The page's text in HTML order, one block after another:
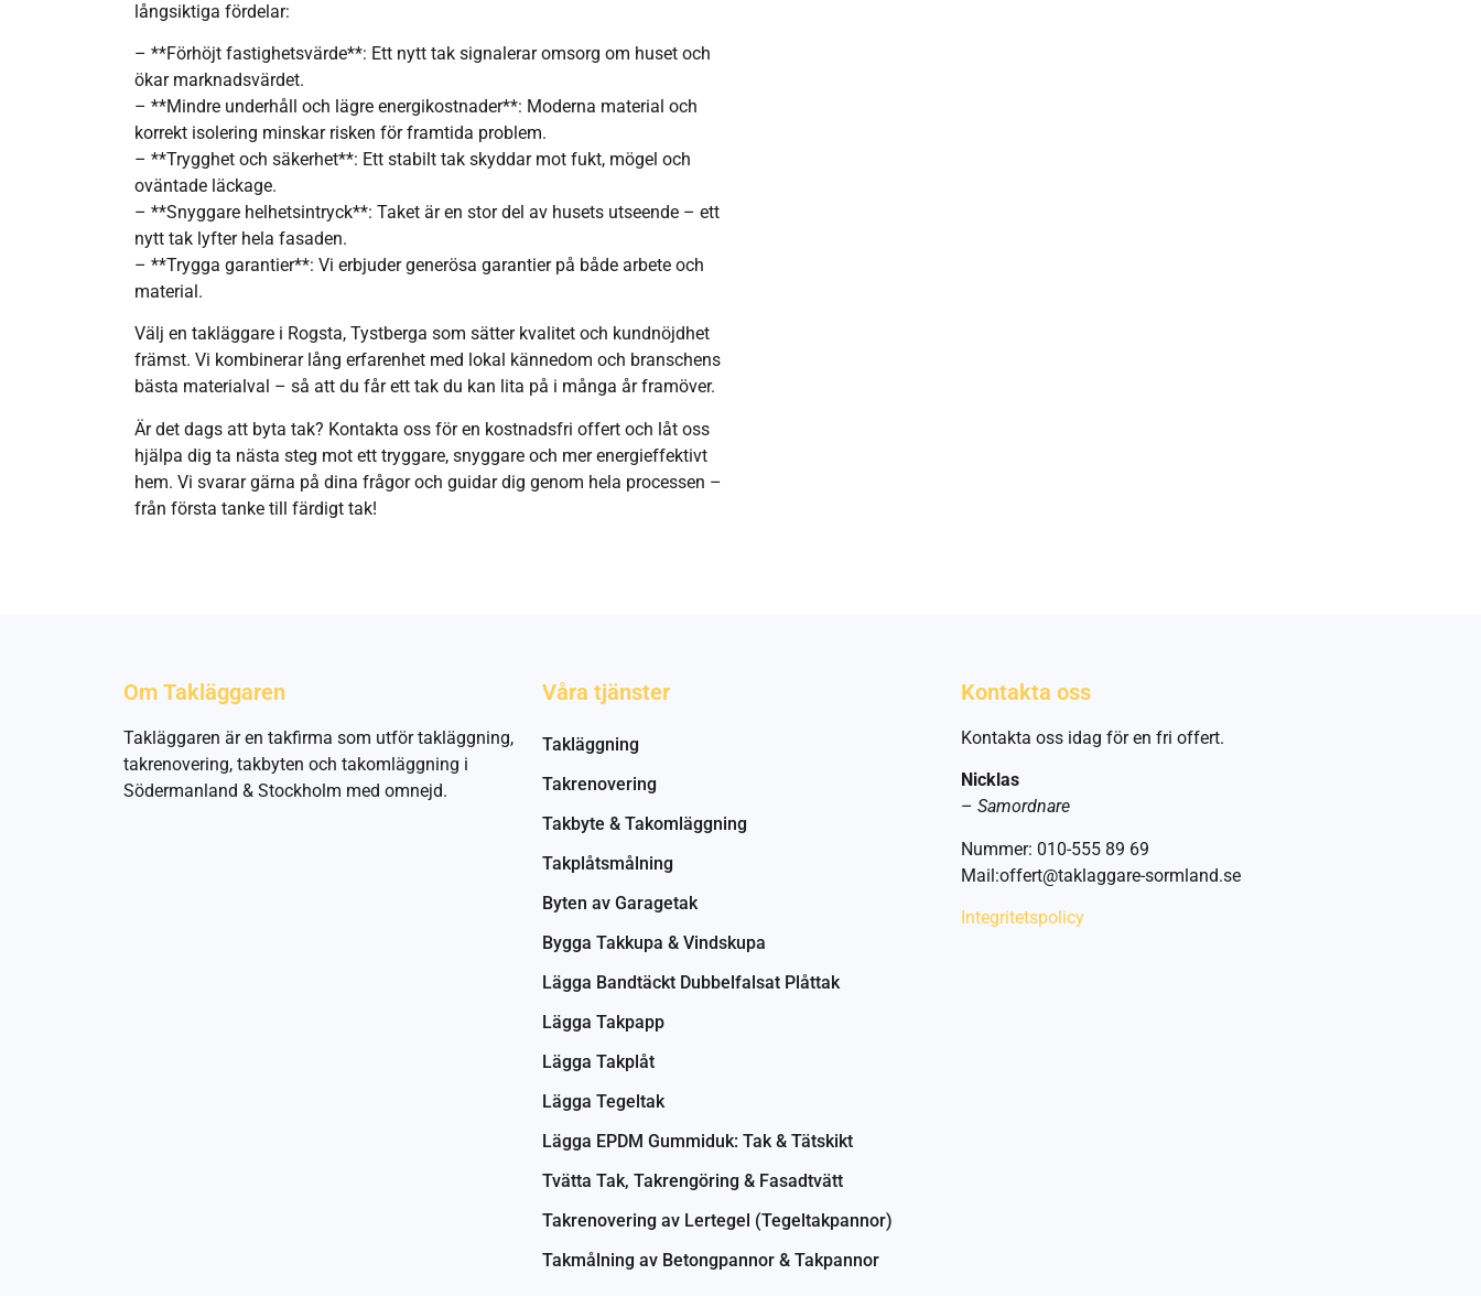
långsiktiga fördelar:
– **Förhöjt fastighetsvärde**: Ett nytt tak signalerar omsorg om huset och
ökar marknadsvärdet.
– **Mindre underhåll och lägre energikostnader**: Moderna material och
korrekt isolering minskar risken för framtida problem.
– **Trygghet och säkerhet**: Ett stabilt tak skyddar mot fukt, mögel och
oväntade läckage.
– **Snyggare helhetsintryck**: Taket är en stor del av husets utseende – ett
nytt tak lyfter hela fasaden.
– **Trygga garantier**: Vi erbjuder generösa garantier på både arbete och
material.
Välj en takläggare i Rogsta, Tystberga som sätter kvalitet och kundnöjdhet
främst. Vi kombinerar lång erfarenhet med lokal kännedom och branschens
bästa materialval – så att du får ett tak du kan lita på i många år framöver.
Är det dags att byta tak? Kontakta oss för en kostnadsfri offert och låt oss
hjälpa dig ta nästa steg mot ett tryggare, snyggare och mer energieffektivt
hem. Vi svarar gärna på dina frågor och guidar dig genom hela processen –
från första tanke till färdigt tak!
Om Takläggaren
Takläggaren är en takfirma som utför takläggning,
takrenovering, takbyten och takomläggning i
Södermanland & Stockholm med omnejd.
Våra tjänster
Takläggning
Takrenovering
Takbyte & Takomläggning
Takplåtsmålning
Byten av Garagetak
Bygga Takkupa & Vindskupa
Lägga Bandtäckt Dubbelfalsat Plåttak
Lägga Takpapp
Lägga Takplåt
Lägga Tegeltak
Lägga EPDM Gummiduk: Tak & Tätskikt
Tvätta Tak, Takrengöring & Fasadtvätt
Takrenovering av Lertegel (Tegeltakpannor)
Takmålning av Betongpannor & Takpannor
Kontakta oss
Kontakta oss idag för en fri offert.
Nicklas
– Samordnare
Nummer: 010-555 89 69
Mail:offert@taklaggare-sormland.se
Integritetspolicy